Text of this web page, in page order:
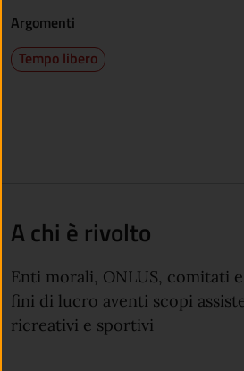
Argomenti
Tempo libero
A chi è rivolto
Enti morali, ONLUS, comitati
fini di lucro aventi scopi
ricreativi e sportivi